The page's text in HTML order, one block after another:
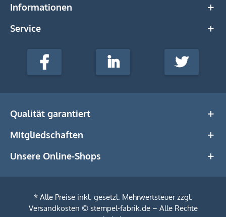
Informationen
Service
stempel-
Media
Facebook LinkedIn Twitter
Qualität garantiert
Mitgliedschaften
Unsere Online-Shops
* Alle Preise inkl. gesetzl. Mehrwertsteuer zzgl.
Versandkosten © stempel-fabrik.de – Alle Rechte